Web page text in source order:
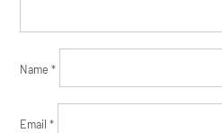
Name*
Email*